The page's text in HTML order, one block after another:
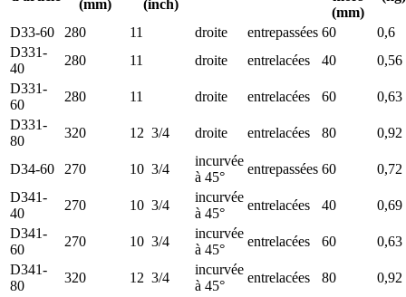
(mm)
(inch)
(mm)
D33-60 280 11 droite entrepassées 60
0,6
D331-
40
280 11 droite entrelacées 40
0,56
D331-
60
280 11 droite entrelacées 60
0,63
D331-
80
320 12 3/4 droite entrelacées 80 0,92
D34-60 270 10 3/4
incurvée
à 45°
entrepassées 60
0,72
D341-
40
270 10 3/4
incurvée
à 45°
entrelacées 40
0,69
D341-
60
270 10 3/4
incurvée
à 45°
entrelacées 60
0,63
D341-
80
320 12 3/4
incurvée
à 45°
entrelacées 80 0,92